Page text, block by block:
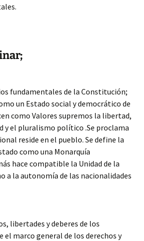
fundamentales de la Constitución;
un Estado social y democrático de
como Valores supremos la libertad,
y el pluralismo político .Se proclama
reside en el pueblo. Se define la
como una Monarquía
hace compatible la Unidad de la
a la autonomía de las nacionalidades
libertades y deberes de los
el marco general de los derechos y